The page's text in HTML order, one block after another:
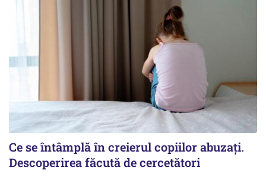
Ce se întâmplă în creierul copiilor abuzați.
Descoperirea făcută de cercetători